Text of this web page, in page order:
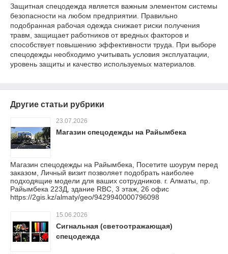
Защитная спецодежда является важным элементом системы
безопасности на любом предприятии. Правильно
подобранная рабочая одежда снижает риски получения
травм, защищает работников от вредных факторов и
способствует повышению эффективности труда. При выборе
спецодежды необходимо учитывать условия эксплуатации,
уровень защиты и качество используемых материалов.
Другие статьи рубрики
23.07.2026
Магазин спецодежды на Райымбека
Магазин спецодежды на Райымбека, Посетите шоурум перед
заказом, Личный визит позволяет подобрать наиболее
подходящие модели для ваших сотрудников. г. Алматы, пр.
Райымбека 223Д, здание RBC, 3 этаж, 26 офис
https://2gis.kz/almaty/geo/9429940000796098
15.06.2026
Сигнальная (светоотражающая)
спецодежда